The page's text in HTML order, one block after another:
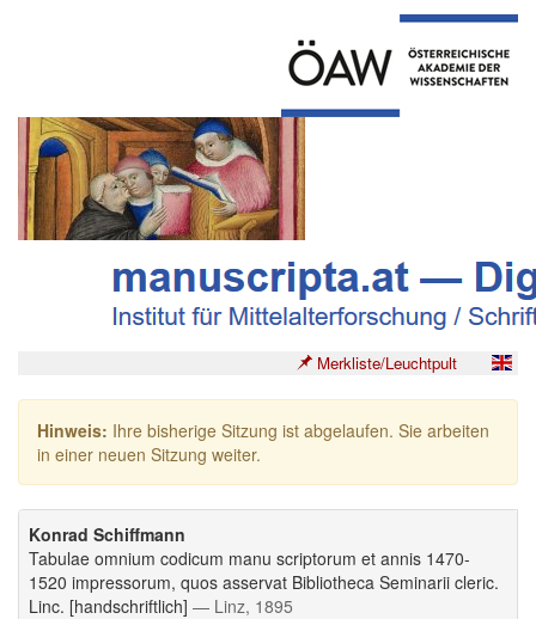
Merkliste/Leuchtpult
Hinweis: Ihre bisherige Sitzung ist abgelaufen. Sie arbeiten
in einer neuen Sitzung weiter.
Konrad Schiffmann
Tabulae omnium codicum manu scriptorum et annis 1470-
1520 impressorum, quos asservat Bibliotheca Seminarii cleric.
Linc. [handschriftlich] — Linz, 1895